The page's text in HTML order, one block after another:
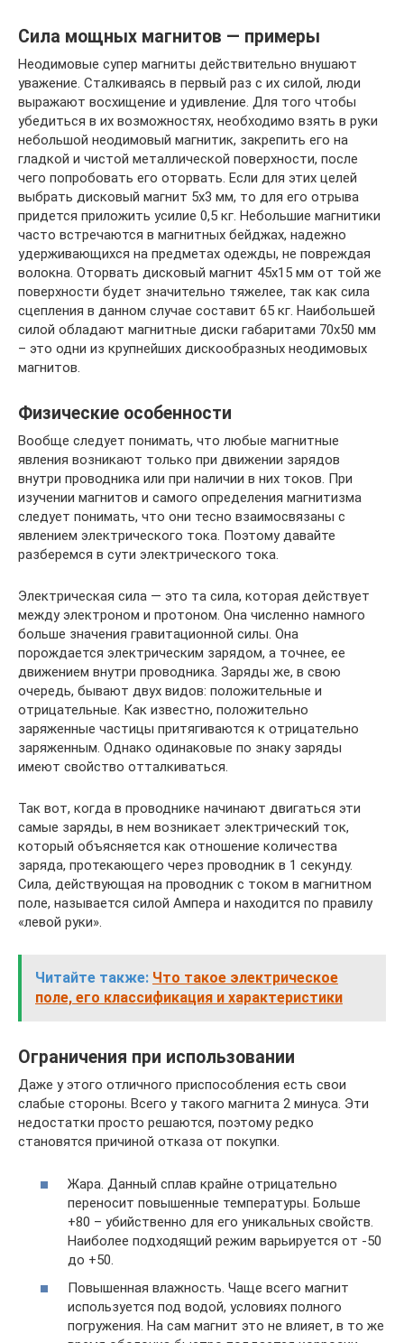
Сила мощных магнитов — примеры
Неодимовые супер магниты действительно внушают
уважение. Сталкиваясь в первый раз с их силой, люди
выражают восхищение и удивление. Для того чтобы
убедиться в их возможностях, необходимо взять в руки
небольшой неодимовый магнитик, закрепить его на
гладкой и чистой металлической поверхности, после
чего попробовать его оторвать. Если для этих целей
выбрать дисковый магнит 5х3 мм, то для его отрыва
придется приложить усилие 0,5 кг. Небольшие магнитики
часто встречаются в магнитных бейджах, надежно
удерживающихся на предметах одежды, не повреждая
волокна. Оторвать дисковый магнит 45х15 мм от той же
поверхности будет значительно тяжелее, так как сила
сцепления в данном случае составит 65 кг. Наибольшей
силой обладают магнитные диски габаритами 70х50 мм
– это одни из крупнейших дискообразных неодимовых
магнитов.
Физические особенности
Вообще следует понимать, что любые магнитные
явления возникают только при движении зарядов
внутри проводника или при наличии в них токов. При
изучении магнитов и самого определения магнитизма
следует понимать, что они тесно взаимосвязаны с
явлением электрического тока. Поэтому давайте
разберемся в сути электрического тока.
Электрическая сила — это та сила, которая действует
между электроном и протоном. Она численно намного
больше значения гравитационной силы. Она
порождается электрическим зарядом, а точнее, ее
движением внутри проводника. Заряды же, в свою
очередь, бывают двух видов: положительные и
отрицательные. Как известно, положительно
заряженные частицы притягиваются к отрицательно
заряженным. Однако одинаковые по знаку заряды
имеют свойство отталкиваться.
Так вот, когда в проводнике начинают двигаться эти
самые заряды, в нем возникает электрический ток,
который объясняется как отношение количества
заряда, протекающего через проводник в 1 секунду.
Сила, действующая на проводник с током в магнитном
поле, называется силой Ампера и находится по правилу
«левой руки».
Читайте также: Что такое электрическое
поле, его классификация и характеристики
Ограничения при использовании
Даже у этого отличного приспособления есть свои
слабые стороны. Всего у такого магнита 2 минуса. Эти
недостатки просто решаются, поэтому редко
становятся причиной отказа от покупки.
Жара. Данный сплав крайне отрицательно
переносит повышенные температуры. Больше
+80 – убийственно для его уникальных свойств.
Наиболее подходящий режим варьируется от -50
до +50.
Повышенная влажность. Чаще всего магнит
используется под водой, условиях полного
погружения. На сам магнит это не влияет, в то же